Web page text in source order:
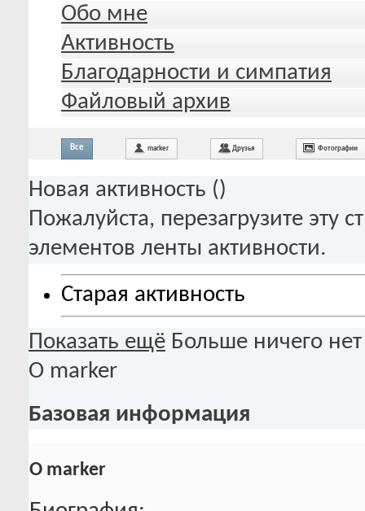
Обо мне
Активность
Благодарности и симпатия
Файловый архив
Все marker Друзья Фотографии
Новая активность ()
Пожалуйста, перезагрузите эту
элементов ленты активности.
Старая активность
Показать ещё Больше ничего нет
О marker
Базовая информация
О marker